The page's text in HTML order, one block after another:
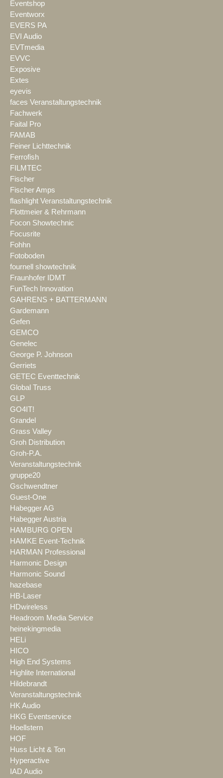
Eventshop
Eventworx
EVERS PA
EVI Audio
EVTmedia
EVVC
Exposive
Extes
eyevis
faces Veranstaltungstechnik
Fachwerk
Faital Pro
FAMAB
Feiner Lichttechnik
Ferrofish
FILMTEC
Fischer
Fischer Amps
flashlight Veranstaltungstechnik
Flottmeier & Rehrmann
Focon Showtechnic
Focusrite
Fohhn
Fotoboden
fournell showtechnik
Fraunhofer IDMT
FunTech Innovation
GAHRENS + BATTERMANN
Gardemann
Gefen
GEMCO
Genelec
George P. Johnson
Gerriets
GETEC Eventtechnik
Global Truss
GLP
GO4IT!
Grandel
Grass Valley
Groh Distribution
Groh-P.A.
Veranstaltungstechnik
gruppe20
Gschwendtner
Guest-One
Habegger AG
Habegger Austria
HAMBURG OPEN
HAMKE Event-Technik
HARMAN Professional
Harmonic Design
Harmonic Sound
hazebase
HB-Laser
HDwireless
Headroom Media Service
heinekingmedia
HELi
HICO
High End Systems
Highlite International
Hildebrandt
Veranstaltungstechnik
HK Audio
HKG Eventservice
Hoellstern
HOF
Huss Licht & Ton
Hyperactive
IAD Audio